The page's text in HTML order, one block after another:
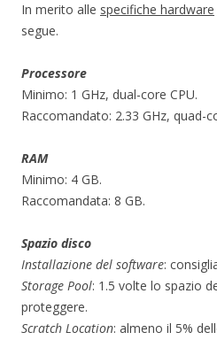
In merito alle specifiche hardware
segue.
Processore
Minimo: 1 GHz, dual-core CPU.
Raccomandato: 2.33 GHz, quad-
RAM
Minimo: 4 GB.
Raccomandata: 8 GB.
Spazio disco
Installazione del software:
Storage Pool: 1.5 volte lo spazio
proteggere.
Scratch Location: almeno il 5%